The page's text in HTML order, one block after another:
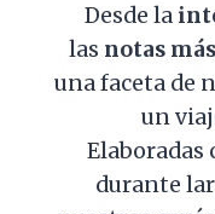
Desde la
las notas
una faceta de
un
Elaboradas
durante